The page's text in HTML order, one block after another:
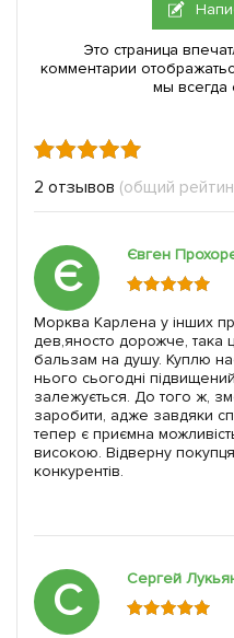
Это страница
комментарии
мы всегда
2 отзывов (общий
Є Євген
Морква Карлена у інших
дев,яносто дорожче, така
бальзам на душу. Куплю
нього сьогодні
залежується. До того ж,
заробити, адже завдяки
тепер є приємна
високою. Відверну
конкурентів.
С Сергей